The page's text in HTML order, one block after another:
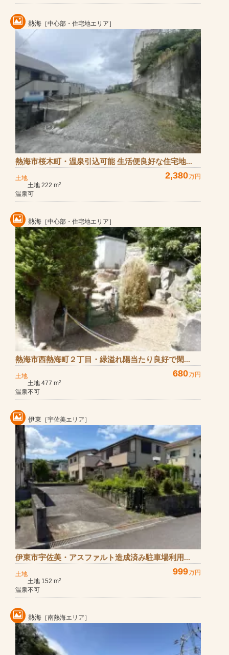
熱海 ［中心部・住宅地エリア］
熱海市桜木町・温泉引込可能 生活便良好な住宅地...
土地 2,380万円
土地 222 m2
温泉可
熱海 ［中心部・住宅地エリア］
熱海市西熱海町２丁目・緑溢れ陽当たり良好で閑...
土地 680万円
土地 477 m2
温泉不可
伊東 ［宇佐美エリア］
伊東市宇佐美・アスファルト造成済み駐車場利用...
土地 999万円
土地 152 m2
温泉不可
熱海 ［南熱海エリア］